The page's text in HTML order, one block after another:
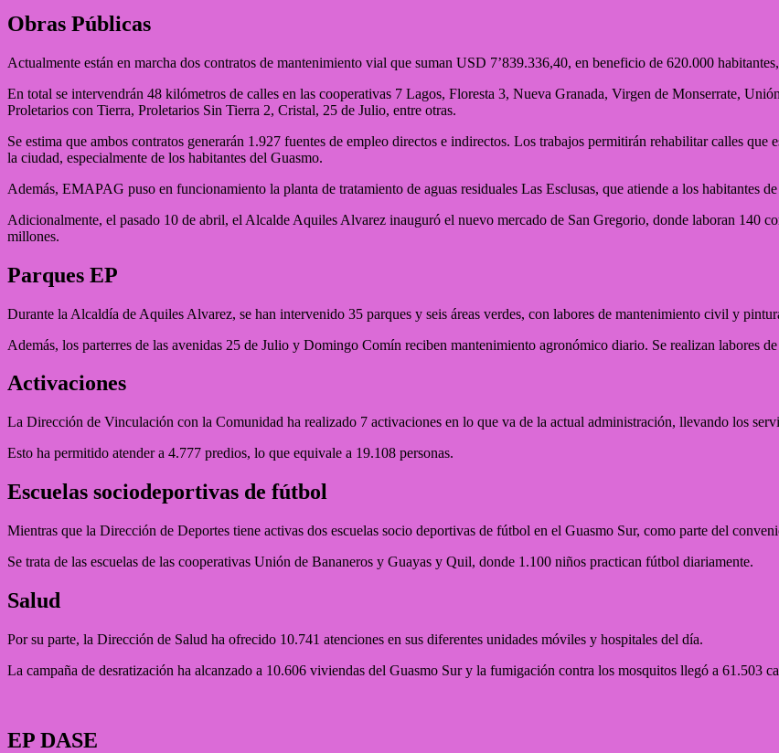
Obras Públicas
Actualmente están en marcha dos contratos de mantenimiento vial que suman USD 7’839.336,40, en beneficio de 620.000
En total se intervendrán 48 kilómetros de calles en las cooperativas 7 Lagos, Floresta 3, Nueva Granada, Virgen de Monserrate,
Proletarios con Tierra, Proletarios Sin Tierra 2, Cristal, 25 de Julio, entre otras.
Se estima que ambos contratos generarán 1.927 fuentes de empleo directos e indirectos. Los trabajos permitirán rehabilitar calles
la ciudad, especialmente de los habitantes del Guasmo.
Además, EMAPAG puso en funcionamiento la planta de tratamiento de aguas residuales Las Esclusas, que atiende a los habitantes
Adicionalmente, el pasado 10 de abril, el Alcalde Aquiles Alvarez inauguró el nuevo mercado de San Gregorio, donde laboran 140
millones.
Parques EP
Durante la Alcaldía de Aquiles Alvarez, se han intervenido 35 parques y seis áreas verdes, con labores de mantenimiento civil y
Además, los parterres de las avenidas 25 de Julio y Domingo Comín reciben mantenimiento agronómico diario. Se realizan labores
Activaciones
La Dirección de Vinculación con la Comunidad ha realizado 7 activaciones en lo que va de la actual administración, llevando los
Esto ha permitido atender a 4.777 predios, lo que equivale a 19.108 personas.
Escuelas sociodeportivas de fútbol
Mientras que la Dirección de Deportes tiene activas dos escuelas socio deportivas de fútbol en el Guasmo Sur, como parte del
Se trata de las escuelas de las cooperativas Unión de Bananeros y Guayas y Quil, donde 1.100 niños practican fútbol diariamente.
Salud
Por su parte, la Dirección de Salud ha ofrecido 10.741 atenciones en sus diferentes unidades móviles y hospitales del día.
La campaña de desratización ha alcanzado a 10.606 viviendas del Guasmo Sur y la fumigación contra los mosquitos llegó a 61.503
EP DASE